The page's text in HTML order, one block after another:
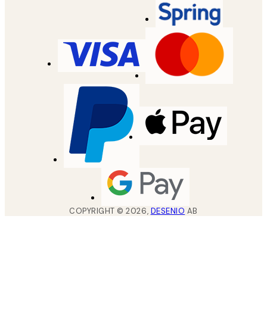
COPYRIGHT ©2026, DESENIO AB